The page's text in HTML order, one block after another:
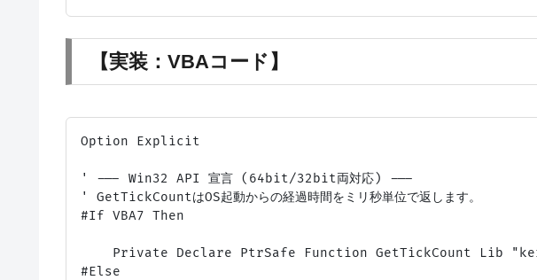
【実装：VBAコード】
Option Explicit
' --- Win32 API 宣言 (64bit/32bit両対応) ---
' GetTickCountはOS起動からの経過時間をミリ秒単位で返します。
#If VBA7 Then
Private Declare PtrSafe Function GetTickCount Lib
#Else